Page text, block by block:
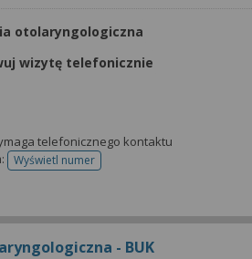
otolaryngologiczna
wizytę telefonicznie
telefonicznego kontaktu
Wyświetl numertelefonu do rejestracji
- BUK